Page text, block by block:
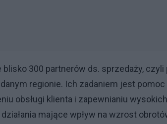
blisko 300 partnerów ds. sprzedaży,
regionie. Ich zadaniem jest
obsługi klienta i zapewnianiu
mające wpływ na wzrost